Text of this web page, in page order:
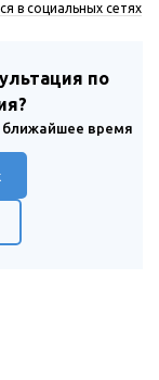
в социальных сетях
по
ближайшее время